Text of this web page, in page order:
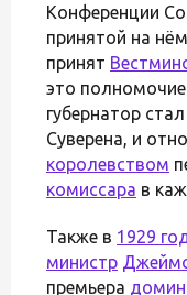
Конференции
принятой на нём
принят
это
губернатор
Суверена, и
королевством
комиссара в
Также в 1929
министр
премьера